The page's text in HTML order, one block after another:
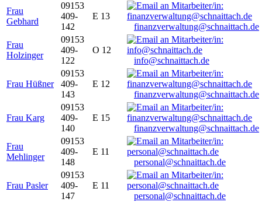
Frau
Gebhard
09153
409-
142
E 13
finanzverwaltung@schnaittach.de
Frau
Holzinger
09153
409-
122
O 12
info@schnaittach.de
Frau Hüßner
09153
409-
143
E 12
finanzverwaltung@schnaittach.de
Frau Karg
09153
409-
140
E 15
finanzverwaltung@schnaittach.de
Frau
Mehlinger
09153
409-
148
E 11
personal@schnaittach.de
Frau Pasler
09153
409-
147
E 11
personal@schnaittach.de